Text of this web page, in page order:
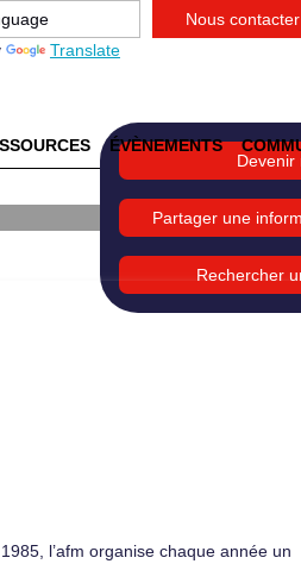
Translate
Nous contacter
ÉVÈNEMENTS
Devenir
Partager une
Rechercher
l’afm organise chaque année un